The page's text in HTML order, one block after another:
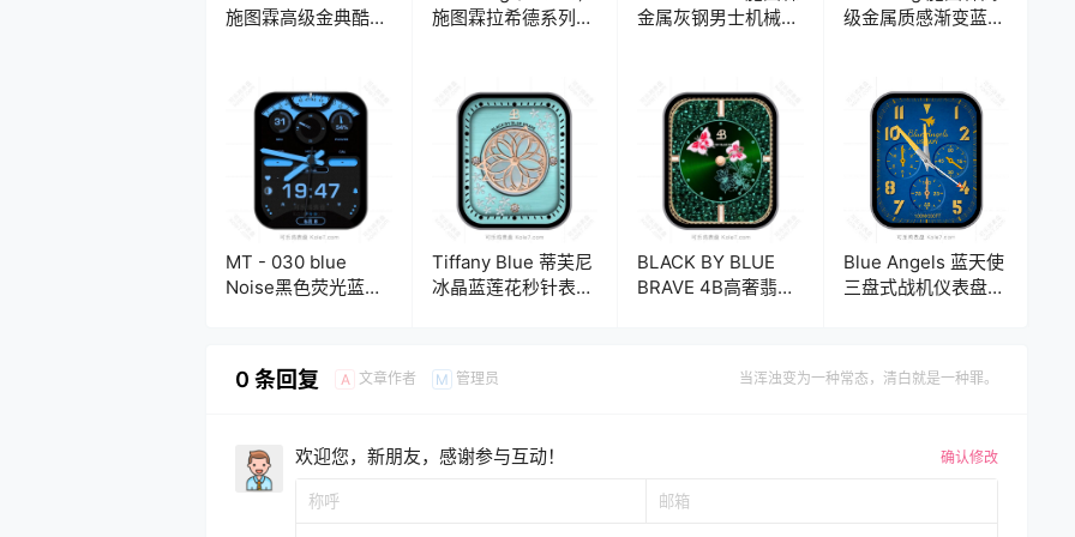
施图霖高级金典酷黑
施图霖拉希德系列高
金属灰钢男士机械时
级金属质感渐变蓝日
MT - 030 blue
Noise黑色荧光蓝时
Tiffany Blue 蒂芙尼
冰晶蓝莲花秒针表
BLACK BY BLUE
BRAVE 4B高奢翡翠
Blue Angels 蓝天使
三盘式战机仪表盘苹
0 条回复 A 文章作者 M 管理员 当浑浊变为一种常态，清白就是一种罪。
欢迎您，新朋友，感谢参与互动！ 确认修改